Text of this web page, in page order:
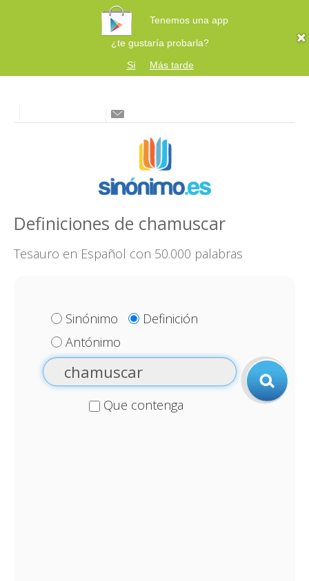
Tenemos una app
¿te gustaría probarla?
Sí
Más tarde
Definiciones de chamuscar
Tesauro en Español con 50.000 palabras
Sinónimo
Definición
Antónimo
Que contenga